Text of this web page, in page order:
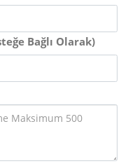
Bağlı Olarak)